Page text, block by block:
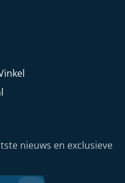
nieuws en exclusieve